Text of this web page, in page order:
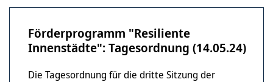
Förderprogramm "Resiliente
Innenstädte": Tagesordnung (14.05.24)
Die Tagesordnung für die dritte Sitzung der